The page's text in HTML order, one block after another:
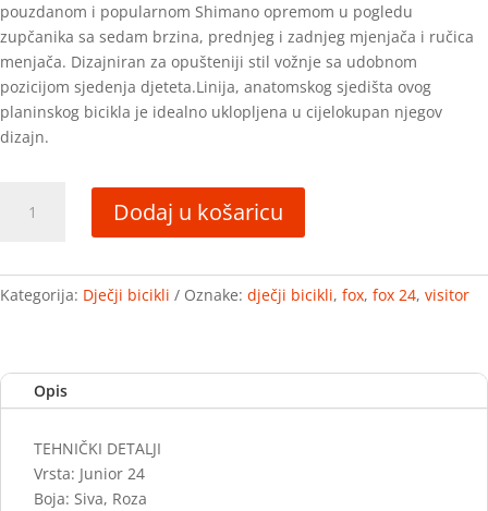
pouzdanom i popularnom Shimano opremom u pogledu
zupčanika sa sedam brzina, prednjeg i zadnjeg mjenjača i ručica
menjača. Dizajniran za opušteniji stil vožnje sa udobnom
pozicijom sjedenja djeteta.Linija, anatomskog sjedišta ovog
planinskog bicikla je idealno uklopljena u cijelokupan njegov
dizajn.
Dodaj u košaricu
Kategorija: Dječji bicikli Oznake: dječji bicikli, fox, fox 24, visitor
Opis
TEHNIČKI DETALJI
Vrsta: Junior 24
Boja: Siva, Roza